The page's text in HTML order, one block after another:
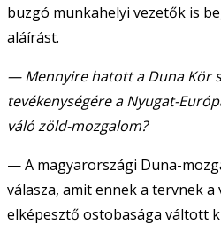
buzgó munkahelyi vezetők is
aláírást.
— Mennyire hatott a Duna Kör
tevékenységére a Nyugat-
váló zöld-mozgalom?
— A magyarországi Duna-
válasza, amit ennek a tervnek a
elképesztő ostobasága váltott